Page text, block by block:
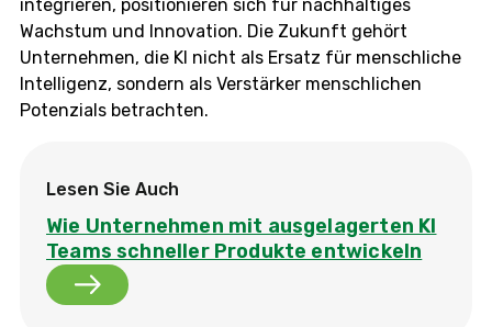
integrieren, positionieren sich für nachhaltiges
Wachstum und Innovation. Die Zukunft gehört
Unternehmen, die KI nicht als Ersatz für menschliche
Intelligenz, sondern als Verstärker menschlichen
Potenzials betrachten.
Lesen Sie Auch
Wie Unternehmen mit ausgelagerten KI
Teams schneller Produkte entwickeln